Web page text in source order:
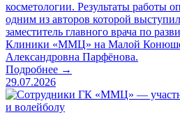
косметологии. Результаты работы
одним из авторов которой
заместитель главного врача по
Клиники «ММЦ» на Малой
Александровна Парфёнова.
Подробнее →
29.07.2026